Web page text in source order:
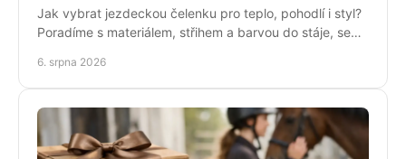
Jak vybrat jezdeckou čelenku pro teplo, pohodlí i styl?
Poradíme s materiálem, střihem a barvou do stáje, sedla
6. srpna 2026